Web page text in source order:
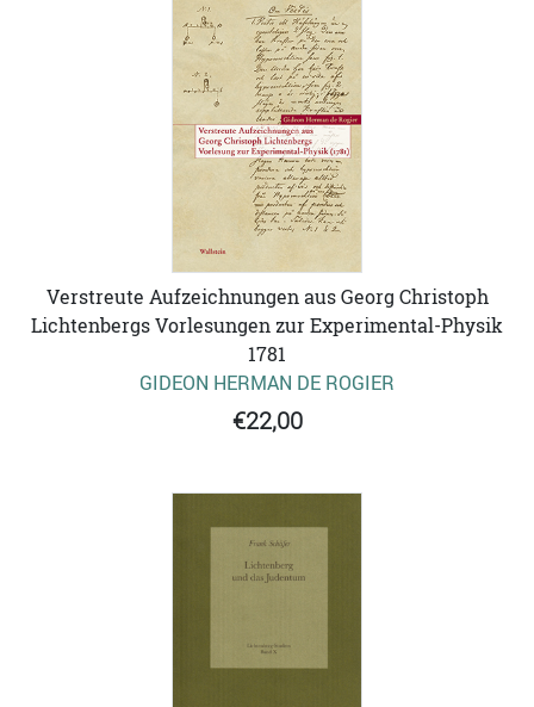
Verstreute Aufzeichnungen aus Georg Christoph
Lichtenbergs Vorlesungen zur Experimental-Physik
1781
GIDEON HERMAN DE ROGIER
€22,00